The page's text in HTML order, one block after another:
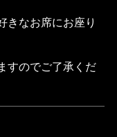
きなお席にお座り
すのでご了承くだ